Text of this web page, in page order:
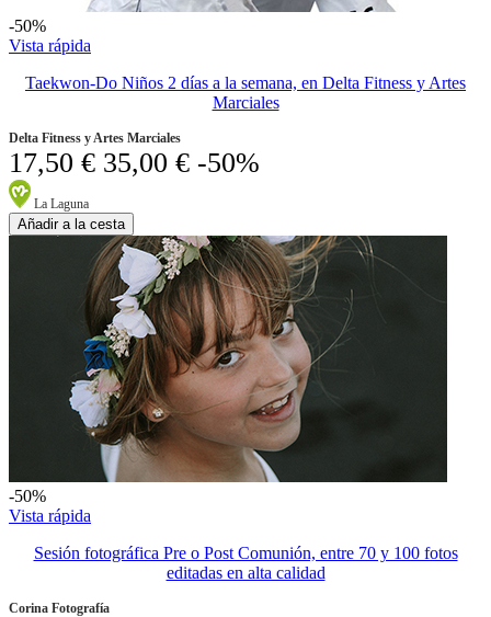
-50%
Vista rápida
Taekwon-Do Niños 2 días a la semana, en Delta Fitness y Artes
Marciales
Delta Fitness y Artes Marciales
17,50 € 35,00 € -50%
La Laguna
Añadir a la cesta
-50%
Vista rápida
Sesión fotográfica Pre o Post Comunión, entre 70 y 100 fotos
editadas en alta calidad
Corina Fotografía